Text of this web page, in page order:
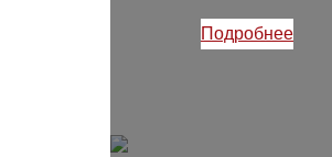
Подробнее